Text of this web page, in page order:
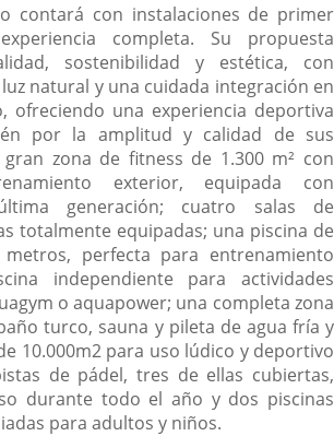
contará con instalaciones de primer
completa. Su propuesta
sostenibilidad y estética, con
natural y una cuidada integración en
ofreciendo una experiencia deportiva
por la amplitud y calidad de sus
zona de fitness de 1.300 m² con
exterior, equipada con
generación; cuatro salas de
totalmente equipadas; una piscina de
perfecta para entrenamiento
independiente para actividades
o aquapower; una completa zona
turco, sauna y pileta de agua fría y
10.000m2 para uso lúdico y deportivo
de pádel, tres de ellas cubiertas,
durante todo el año y dos piscinas
para adultos y niños.